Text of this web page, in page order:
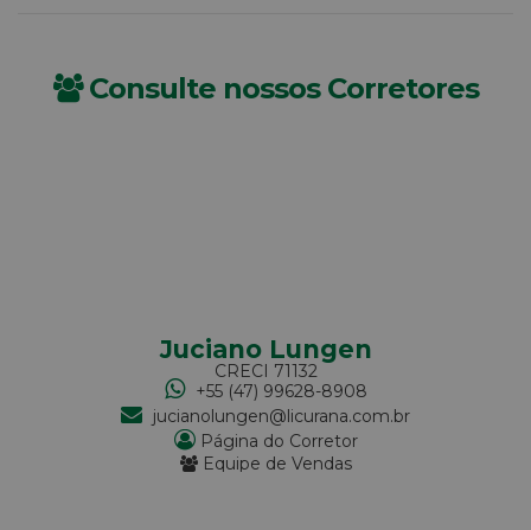
Consulte nossos Corretores
Juciano Lungen
CRECI 71132
+55 (47) 99628-8908
jucianolungen@licurana.com.br
Página do Corretor
Equipe de Vendas